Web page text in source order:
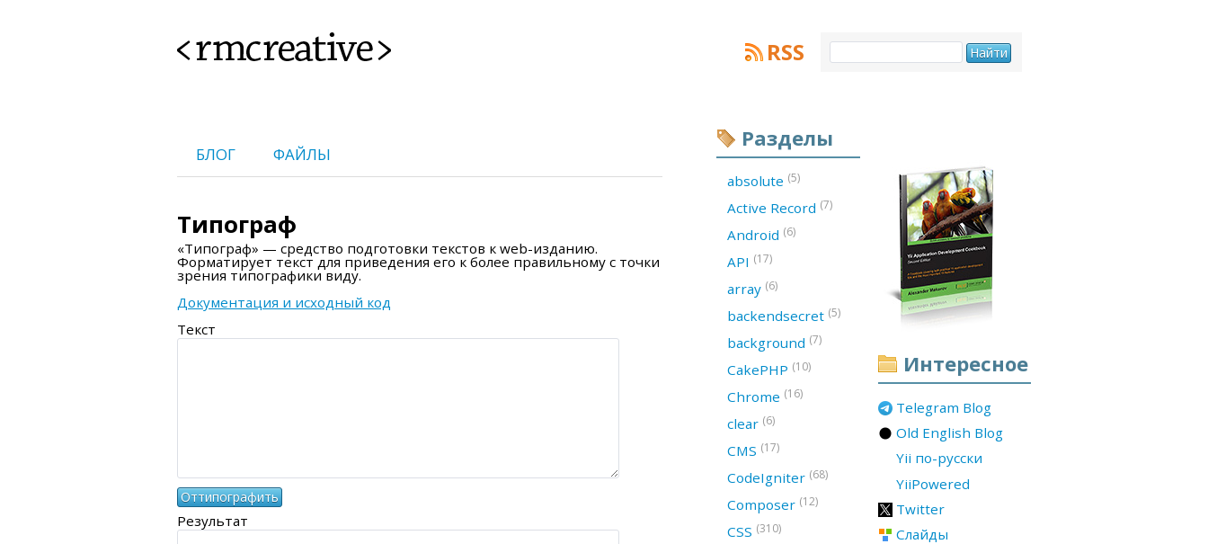
<rmcreative> RSS
БЛОГ ФАЙЛЫ
Типограф
«Типограф» — средство подготовки текстов к web-изданию.
Форматирует текст для приведения его к более правильному с точки
зрения типографики виду.
Документация и исходный код
Текст
Результат
Интересное
Telegram Blog
Old English Blog
Yii по-русски
YiiPowered
Twitter
Слайды
Разделы
absolute (5)
Active Record (7)
Android (6)
API (17)
array (6)
backendsecret (5)
background (7)
CakePHP (10)
Chrome (16)
clear (6)
CMS (17)
CodeIgniter (68)
Composer (12)
CSS (310)